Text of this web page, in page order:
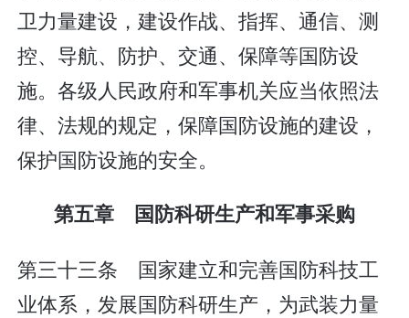
卫力量建设，建设作战、指挥、通信、测
控、导航、防护、交通、保障等国防设
施。各级人民政府和军事机关应当依照法
律、法规的规定，保障国防设施的建设，
保护国防设施的安全。
第五章 国防科研生产和军事采购
第三十三条 国家建立和完善国防科技工
业体系，发展国防科研生产，为武装力量